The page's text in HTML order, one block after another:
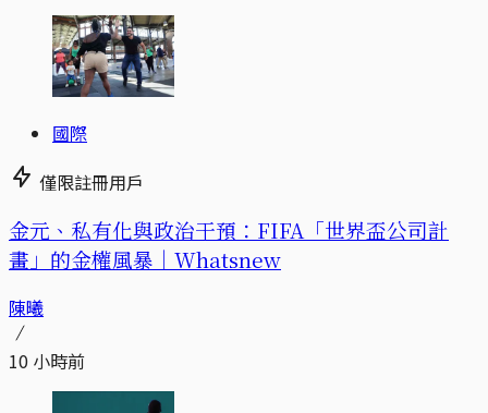
國際
僅限註冊用戶
金元、私有化與政治干預：FIFA「世界盃公司計
畫」的金權風暴｜Whatsnew
陳曦
10 小時前